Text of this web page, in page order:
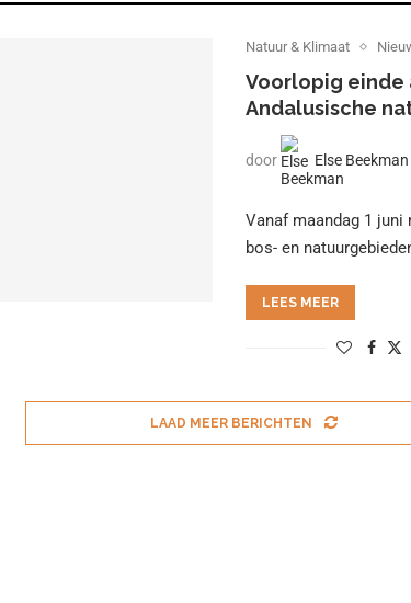
Natuur & Klimaat
Voorlopig einde
Andalusische
door Else Beekman
Vanaf maandag 1 juni
bos- en
LEES MEER
LAAD MEER BERICHTEN